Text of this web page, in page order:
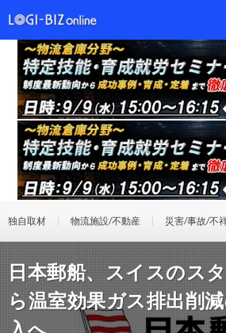
独自取材 物流施設/不動産 災害/事故/不
日本郵船、スイスのス
ら温室効果ガス排出削